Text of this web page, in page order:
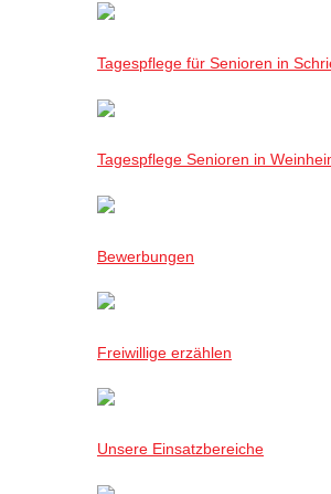
Tagespflege für Senioren in
Tagespflege Senioren in
Bewerbungen
Freiwillige erzählen
Unsere Einsatzbereiche